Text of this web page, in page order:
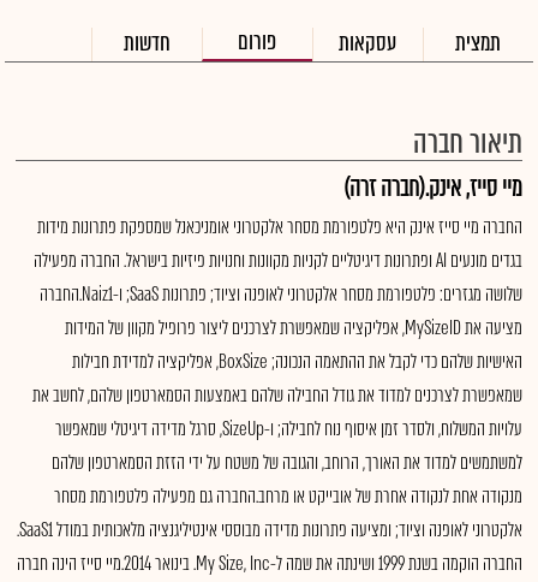
תמצית עסקאות פורום חדשות
תיאור חברה
מיי סייז, אינק.(חברה זרה)
החברה מיי סייז אינק היא פלטפורמת מסחר אלקטרוני אומניכאנל שמספקת פתרונות מידות
בגדים מונעים AI ופתרונות דיגיטליים לקניות מקוונות וחנויות פיזיות בישראל. החברה מפעילה
שלושה מגזרים: פלטפורמת מסחר אלקטרוני לאופנה וציוד; פתרונות SaaS; ו-Naiz1.החברה
מציעה את MySizeID, אפליקציה שמאפשרת לצרכנים ליצור פרופיל מקוון של המידות
האישיות שלהם כדי לקבל את ההתאמה הנכונה; BoxSize, אפליקציה למדידת חבילות
שמאפשרת לצרכנים למדוד את גודל החבילה שלהם באמצעות הסמארטפון שלהם, לחשב את
עלויות המשלוח, ולסדר זמן איסוף נוח לחבילה; ו-SizeUp, סרגל מדידה דיגיטלי שמאפשר
למשתמשים למדוד את האורך, הרוחב, והגובה של משטח על ידי הזזת הסמארטפון שלהם
מנקודה אחת לנקודה אחרת של אובייקט או מרחב.החברה גם מפעילה פלטפורמת מסחר
אלקטרוני לאופנה וציוד; ומציעה פתרונות מדידה מבוססי אינטיליגנציה מלאכותית במודל SaaS1.
החברה הוקמה בשנת 1999 ושינתה את שמה ל-My Size, Inc. בינואר 2014.מיי סייז הינה חברה